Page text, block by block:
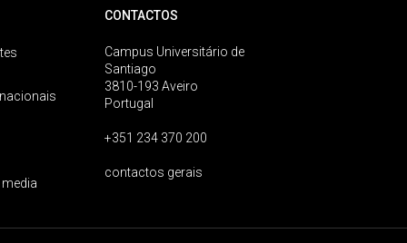
CONTACTOS
Campus Universitário de
Santiago
3810-193 Aveiro
Portugal
+351 234 370 200
contactos gerais